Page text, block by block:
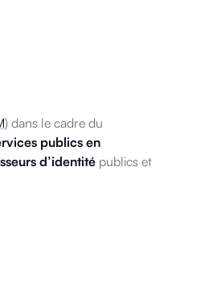
) dans le cadre du
publics en
d’identité publics et